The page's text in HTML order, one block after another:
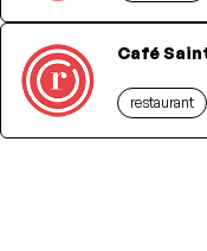
Café
restaurant